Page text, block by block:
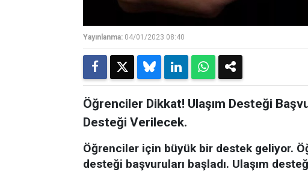
Yayınlanma: 04/01/2023 08:40
Öğrenciler Dikkat! Ulaşım Desteği
Desteği Verilecek.
Öğrenciler için büyük bir destek geliyor.
desteği başvuruları başladı. Ulaşım